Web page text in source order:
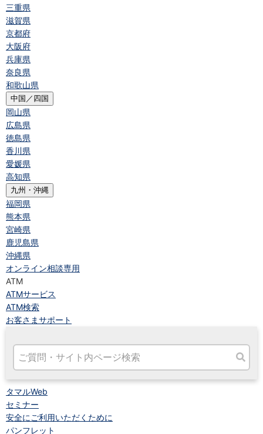
三重県
滋賀県
京都府
大阪府
兵庫県
奈良県
和歌山県
中国／四国
岡山県
広島県
徳島県
香川県
愛媛県
高知県
九州・沖縄
福岡県
熊本県
宮崎県
鹿児島県
沖縄県
オンライン相談専用
ATM
ATMサービス
ATM検索
お客さまサポート
タマルWeb
セミナー
安全にご利用いただくために
パンフレット